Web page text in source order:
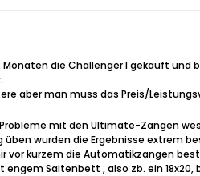
Monaten die Challenger I gekauft und
aber man muss das Preis/
mit den Ultimate-Zangen
üben wurden die Ergebnisse extrem
vor kurzem die Automatikzangen
engem Saitenbett , also zb. ein